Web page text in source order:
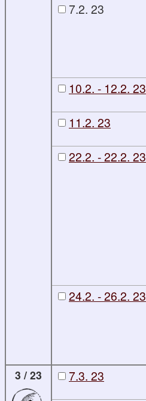
7.2. 23
10.2. - 12.2. 23
11.2. 23
22.2. - 22.2. 23
24.2. - 26.2. 23
3 / 23
7.3. 23